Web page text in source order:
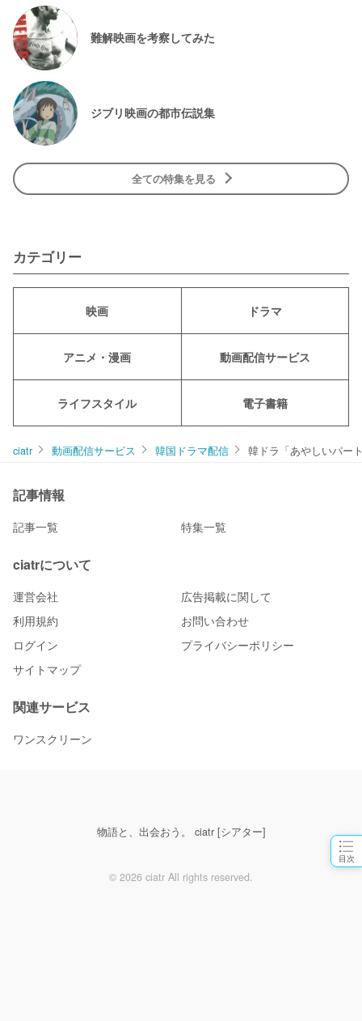
目次
難解映画を考察してみた
ジブリ映画の都市伝説集
全ての特集を見る
カテゴリー
映画 ドラマ
アニメ・漫画 動画配信サービス
ライフスタイル 電子書籍
ciatr 動画配信サービス 韓国ドラマ配信 韓ドラ「あやしいパー
記事情報
記事一覧 特集一覧
ciatrについて
運営会社
広告掲載に関して
利用規約
お問い合わせ
ログイン
プライバシーポリシー
サイトマップ
関連サービス
ワンスクリーン
物語と、出会おう。 ciatr [シアター]
© 2026 ciatr All rights reserved.